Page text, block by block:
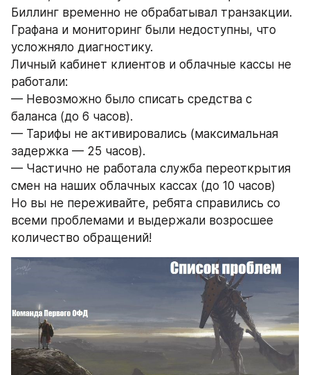
Биллинг временно не обрабатывал транзакции.
Графана и мониторинг были недоступны, что
усложняло диагностику.
Личный кабинет клиентов и облачные кассы не
работали:
— Невозможно было списать средства с
баланса (до 6 часов).
— Тарифы не активировались (максимальная
задержка — 25 часов).
— Частично не работала служба переоткрытия
смен на наших облачных кассах (до 10 часов)
Но вы не переживайте, ребята справились со
всеми проблемами и выдержали возросшее
количество обращений!